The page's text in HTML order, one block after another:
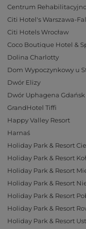
Centrum
Citi Hotel's Warszawa-
Citi Hotels Wrocław
Coco Boutique Hotel &
Dolina Charlotty
Dom Wypoczynkowy u
Dwór Elizy
Dwór Uphagena Gdańsk
GrandHotel Tiffi
Happy Valley Resort
Harnaś
Holiday Park & Resort
Holiday Park & Resort
Holiday Park & Resort
Holiday Park & Resort
Holiday Park & Resort
Holiday Park & Resort
Holiday Park & Resort